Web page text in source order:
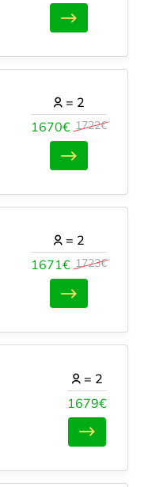
1670€ 1722€
= 2
1671€ 1723€
= 2
1679€
= 2